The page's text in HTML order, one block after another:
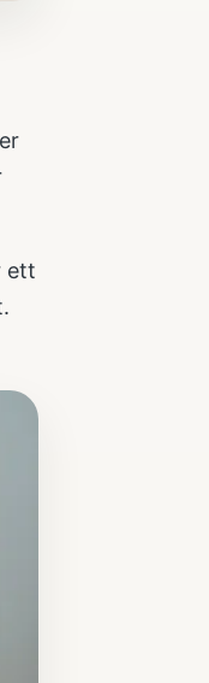
ett